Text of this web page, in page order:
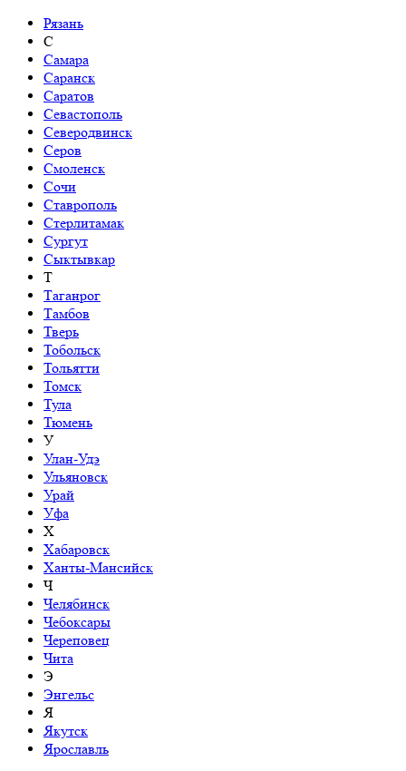
Рязань
С
Самара
Саранск
Саратов
Севастополь
Северодвинск
Серов
Смоленск
Сочи
Ставрополь
Стерлитамак
Сургут
Сыктывкар
Т
Таганрог
Тамбов
Тверь
Тобольск
Тольятти
Томск
Тула
Тюмень
У
Улан-Удэ
Ульяновск
Урай
Уфа
Х
Хабаровск
Ханты-Мансийск
Ч
Челябинск
Чебоксары
Череповец
Чита
Э
Энгельс
Я
Якутск
Ярославль